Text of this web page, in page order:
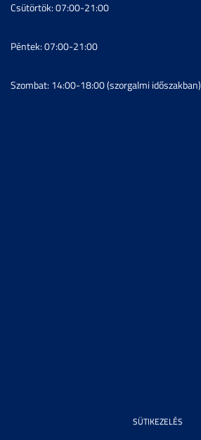
Csütörtök: 07:00-21:00
Péntek: 07:00-21:00
Szombat: 14:00-18:00 (szorgalmi időszakban)
SÜTIKEZELÉS